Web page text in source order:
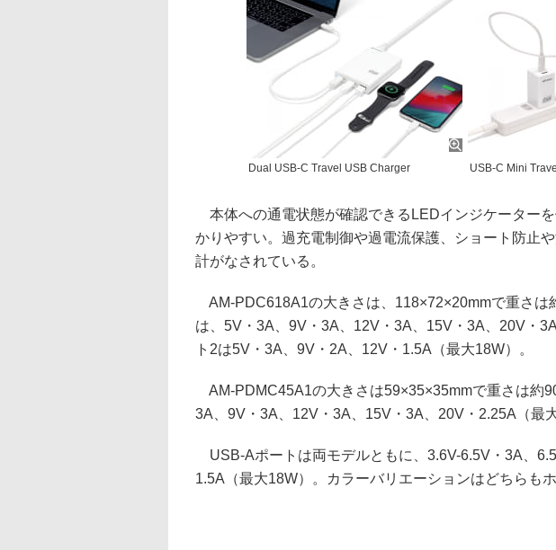
Dual USB-C Travel USB Charger USB-C Mini
本体への通電状態が確認できるLEDインジケーター
かりやすい。過充電制御や過電流保護、ショート防止
計がなされている。
AM-PDC618A1の大きさは、118×72×20mmで重さは
は、5V・3A、9V・3A、12V・3A、15V・3A、20V・
ト2は5V・3A、9V・2A、12V・1.5A（最大18W）。
AM-PDMC45A1の大きさは59×35×35mmで重さは約
3A、9V・3A、12V・3A、15V・3A、20V・2.25A（最
USB-Aポートは両モデルともに、3.6V-6.5V・3A、
1.5A（最大18W）。カラーバリエーションはどちらも